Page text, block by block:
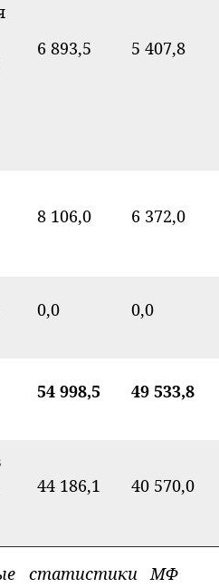
6 893,5 5 407,8
8 106,0 6 372,0
0,0 0,0
54 998,5 49 533,8
44 186,1 40 570,0
статистики МФ